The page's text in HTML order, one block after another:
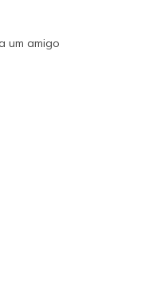
um amigo